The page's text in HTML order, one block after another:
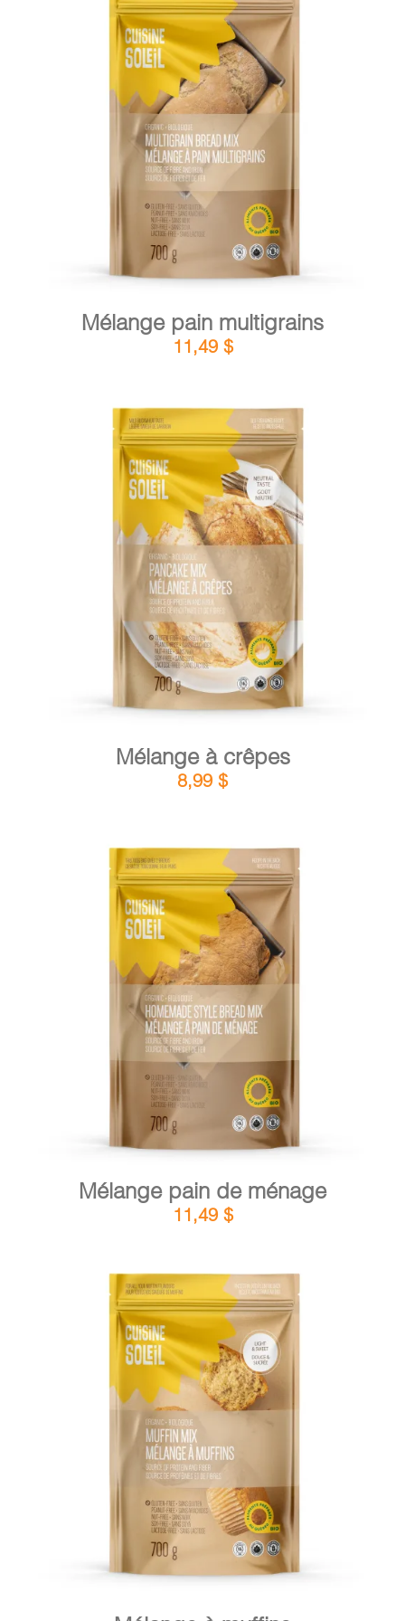
PANIER
EN
AJOUTER AU PANIER / DÉTAILS
Mélange pain multigrains
11,49 $
AJOUTER AU PANIER
Mélange à crêpes
8,99 $
AJOUTER AU PANIER / DÉTAILS
Mélange pain de ménage
11,49 $
AJOUTER AU PANIER